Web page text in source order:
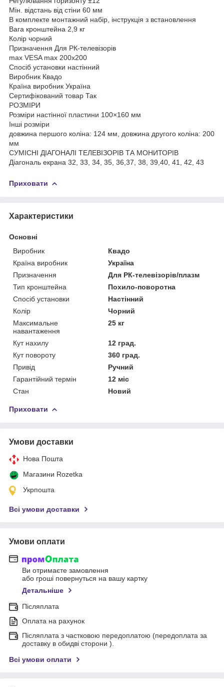
Мін. відстань від стіни 60 мм
В комплекте монтажний набір, інструкція з встановлення
Вага кронштейна 2,9 кг
Колір чорний
Призначення Для РК-телевізорів
max VESA max 200x200
Спосіб установки настінний
Виробник Квадо
Країна виробник Україна
Сертифікований товар Так
РОЗМІРИ
Розміри настінної пластини 100×160 мм
Інші розміри
довжина першого коліна: 124 мм, довжина другого коліна: 200
мм
СУМІСНІ ДІАГОНАЛІ ТЕЛЕВІЗОРІВ ТА МОНИТОРІВ
Діагональ екрана 32, 33, 34, 35, 36,37, 38, 39,40, 41, 42, 43
Приховати
Характеристики
Основні
Виробник
Квадо
Країна виробник
Україна
Призначення
Для РК-телевізорів/плазм
Тип кронштейна
Похило-поворотна
Спосіб установки
Настінний
Колір
Чорний
Максимальне
навантаження
25 кг
Кут нахилу
12 град.
Кут повороту
360 град.
Привід
Ручний
Гарантійний термін
12 міс
Стан
Новий
Приховати
Умови доставки
Нова Пошта
Магазини Rozetka
Укрпошта
Всі умови доставки
Умови оплати
Ви отримаєте замовлення
або гроші повернуться на вашу картку
Детальніше
Післяплата
Оплата на рахунок
Післяплата з частковою передоплатою (передоплата за
доставку в обидві сторони ).
Всі умови оплати